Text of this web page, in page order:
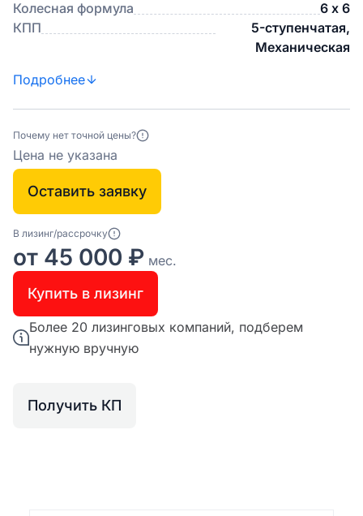
Колесная формула
6 х 6
КПП
5-ступенчатая,
Механическая
Подробнее
Почему нет точной цены?
Цена не указана
Оставить заявку
В лизинг/рассрочку
от 45 000 ₽ мес.
Купить в лизинг
Более 20 лизинговых компаний, подберем
нужную вручную
Получить КП